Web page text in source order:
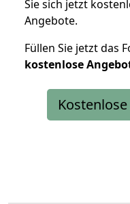
Sie sich jetzt
Angebote.
Füllen Sie jetzt das
kostenlose